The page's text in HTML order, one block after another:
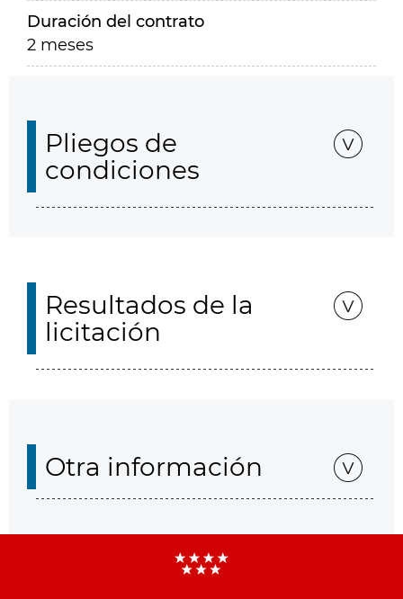
Duración del contrato
2 meses
Pliegos de
condiciones
Resultados de la
licitación
Otra información